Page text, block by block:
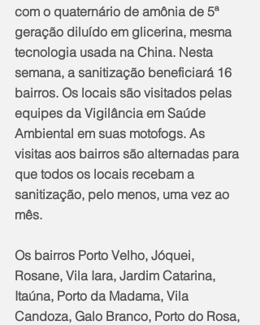
com o quaternário de amônia de 5ª
geração diluído em glicerina, mesma
tecnologia usada na China. Nesta
semana, a sanitização beneficiará 16
bairros. Os locais são visitados pelas
equipes da Vigilância em Saúde
Ambiental em suas motofogs. As
visitas aos bairros são alternadas para
que todos os locais recebam a
sanitização, pelo menos, uma vez ao
mês.
Os bairros Porto Velho, Jóquei,
Rosane, Vila Iara, Jardim Catarina,
Itaúna, Porto da Madama, Vila
Candoza, Galo Branco, Porto do Rosa,